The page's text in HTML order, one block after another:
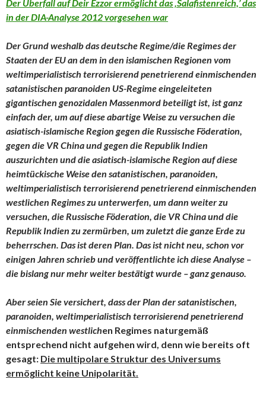
Der Überfall auf Deir Ezzor ermöglicht das ‚Salafistenreich,’ das
in der DIA-Analyse 2012 vorgesehen war
Der Grund weshalb das deutsche Regime/die Regimes der
Staaten der EU an dem in den islamischen Regionen vom
weltimperialistisch terrorisierend penetrierend einmischenden
satanistischen paranoiden US-Regime eingeleiteten
gigantischen genozidalen Massenmord beteiligt ist, ist ganz
einfach der, um auf diese abartige Weise zu versuchen die
asiatisch-islamische Region gegen die Russische Föderation,
gegen die VR China und gegen die Republik Indien
auszurichten und die asiatisch-islamische Region auf diese
heimtückische Weise den satanistischen, paranoiden,
weltimperialistisch terrorisierend penetrierend einmischenden
westlichen Regimes zu unterwerfen, um dann weiter zu
versuchen, die Russische Föderation, die VR China und die
Republik Indien zu zermürben, um zuletzt die ganze Erde zu
beherrschen. Das ist deren Plan. Das ist nicht neu, schon vor
einigen Jahren schrieb und veröffentlichte ich diese Analyse –
die bislang nur mehr weiter bestätigt wurde – ganz genauso.
Aber seien Sie versichert, dass der Plan der satanistischen,
paranoiden, weltimperialistisch terrorisierend penetrierend
einmischenden westlichen Regimes naturgemäß
entsprechend nicht aufgehen wird, denn wie bereits oft
gesagt: Die multipolare Struktur des Universums
ermöglicht keine Unipolarität.